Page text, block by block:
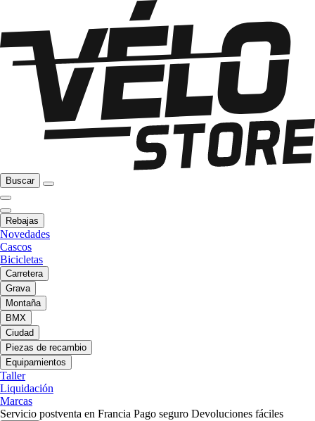
Buscar
Rebajas
Novedades
Cascos
Bicicletas
Carretera
Grava
Montaña
BMX
Ciudad
Piezas de recambio
Equipamientos
Taller
Liquidación
Marcas
Servicio postventa en Francia Pago seguro Devoluciones fáciles